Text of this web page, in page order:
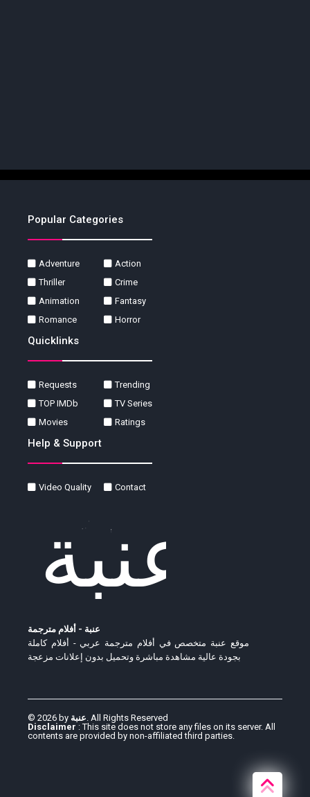
Popular Categories
Adventure
Action
Thriller
Crime
Animation
Fantasy
Romance
Horror
Quicklinks
Requests
Trending
TOP IMDb
TV Series
Movies
Ratings
Help & Support
Video Quality Contact
عنبة - أفلام مترجمة
موقع عنبة متخصص في أفلام مترجمة عربي - أفلام كاملة
بجودة عالية مشاهدة مباشرة وتحميل بدون إعلانات مزعجة
© 2026 by عنبة. All Rights Reserved
Disclaimer : This site does not store any files on its server. All
contents are provided by non-affiliated third parties.